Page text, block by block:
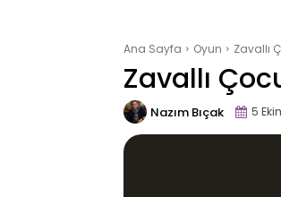
Ana Sayfa Oyun Zavallı
Zavallı
Nazım Bıçak 5